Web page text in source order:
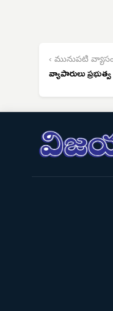
‹ మునుపటి
వ్యాపారులు